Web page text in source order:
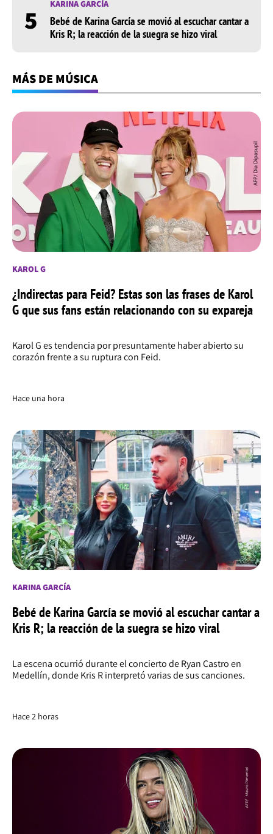
5 KARINA GARCÍA
Bebé de Karina García se movió al escuchar cantar a
Kris R; la reacción de la suegra se hizo viral
MÁS DE MÚSICA
KAROL G
¿Indirectas para Feid? Estas son las frases de Karol
G que sus fans están relacionando con su expareja
Karol G es tendencia por presuntamente haber abierto su
corazón frente a su ruptura con Feid.
Hace una hora
KARINA GARCÍA
Bebé de Karina García se movió al escuchar cantar a
Kris R; la reacción de la suegra se hizo viral
La escena ocurrió durante el concierto de Ryan Castro en
Medellín, donde Kris R interpretó varias de sus canciones.
Hace 2 horas